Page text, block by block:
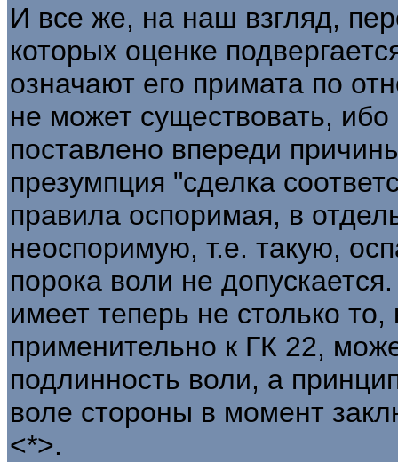
И все же, на наш взгляд,
которых оценке
означают его примата по
не может существовать,
поставлено впереди
презумпция "сделка
правила оспоримая, в
неоспоримую, т.е. такую,
порока воли не
имеет теперь не столько
применительно к ГК 22,
подлинность воли, а
воле стороны в момент
<*>.